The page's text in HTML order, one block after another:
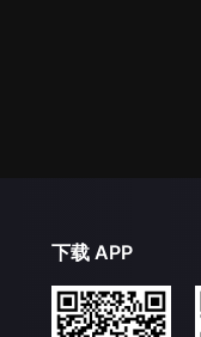
下载 APP